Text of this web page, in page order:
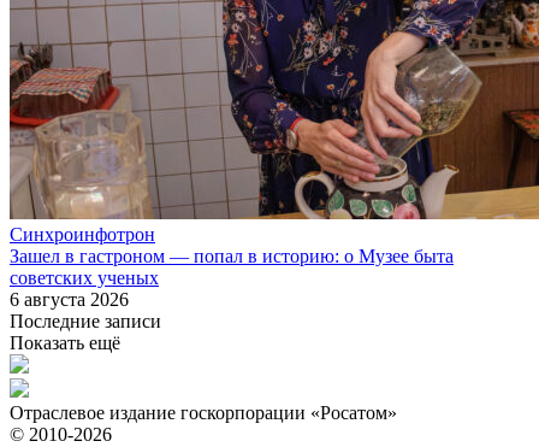
Синхроинфотрон
Зашел в гастроном — попал в историю: о Музее быта
советских ученых
6 августа 2026
Последние записи
Показать ещё
Отраслевое издание госкорпорации «Росатом»
© 2010-2026